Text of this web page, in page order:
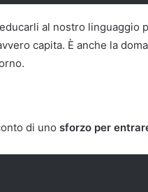
al nostro
capita. È anche la
di uno sforzo per